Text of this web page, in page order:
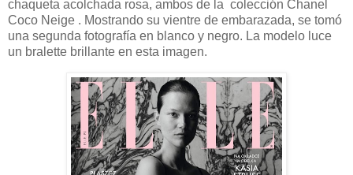
chaqueta acolchada rosa, ambos de la colección Chanel
Coco Neige . Mostrando su vientre de embarazada, se tomó
una segunda fotografía en blanco y negro. La modelo luce
un bralette brillante en esta imagen.